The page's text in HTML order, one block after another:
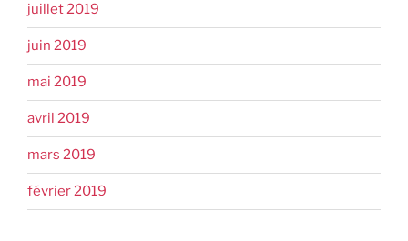
juillet 2019
juin 2019
mai 2019
avril 2019
mars 2019
février 2019